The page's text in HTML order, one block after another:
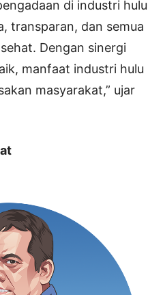
di industri hulu
transparan, dan semua
Dengan sinergi
manfaat industri hulu
masyarakat,” ujar